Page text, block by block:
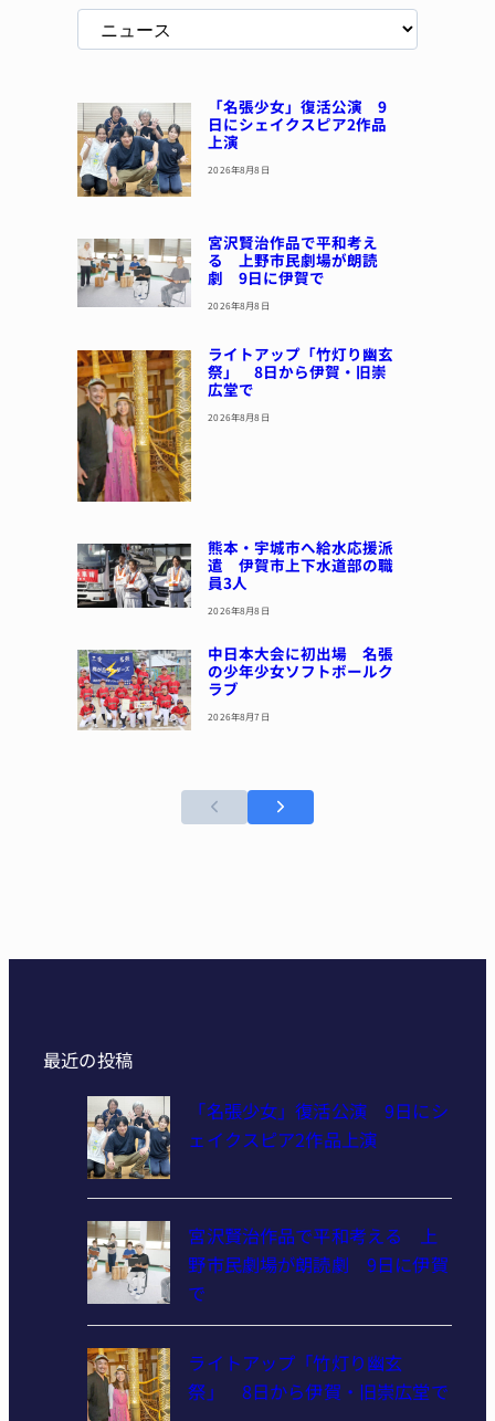
「名張少女」復活公演 9
日にシェイクスピア2作品
上演
2026年8月8日
宮沢賢治作品で平和考え
る 上野市民劇場が朗読
劇 9日に伊賀で
2026年8月8日
ライトアップ「竹灯り幽玄
祭」 8日から伊賀・旧崇
広堂で
2026年8月8日
熊本・宇城市へ給水応援派
遣 伊賀市上下水道部の職
員3人
2026年8月8日
中日本大会に初出場 名張
の少年少女ソフトボールク
ラブ
2026年8月7日
最近の投稿
「名張少女」復活公演 9日にシ
ェイクスピア2作品上演
宮沢賢治作品で平和考える 上
野市民劇場が朗読劇 9日に伊賀
で
ライトアップ「竹灯り幽玄
祭」 8日から伊賀・旧崇広堂で